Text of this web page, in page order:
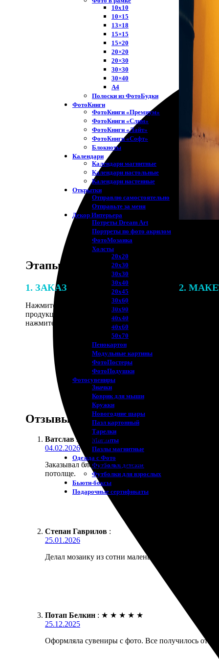
10х10
10×15
13×18
15×15
15×20
20×20
20×30
30×30
30×40
A4
Полоски из ФотоБудки
ФотоКниги
ФотоКниги «Премиум»
ФотоКниги «Слим»
ФотоКниги «Лайт»
ФотоКниги «Софт»
Блокноты
Календари
Календари магнитные
Календари настольные
Календари настенные
Открытки
Отправлю самостоятельно
Отправьте за меня
Декор Интерьера
Потреты Dream Art
Портреты по фото акрилом
ФотоМозаика
Холсты
20х20
20х30
30х30
30х40
20х45
30х60
30х90
40х40
40х60
50х70
Пенокартон
Модульные картины
ФотоПостеры
ФотоПодушки
Фотоcувениры
Значки
Коврик для мыши
Кружки
Новогодние шары
Пазл картонный
Тарелки
Магниты
Пазлы магнитные
Одежда с Фото
Футболки детские
Футболки для взрослых
Бьюти-боксы
Подарочные сертификаты
Этапы работы
1. ЗАКАЗ
Нажмите «Сделать заказ», выберите тип
продукции, загрузите фотографии,
нажмите «Добавить в корзину».
2.
Отзывы
Ватслав Корчагин :
04.02.2026
Заказывал блокнот с обложкой из своего фото.
потолще.
Степан Гаврилов :
25.01.2026
Делал мозаику из сотни маленьких фото. Работы
Потап Белкин : ★ ★ ★ ★ ★
25.12.2025
Оформляла сувениры с фото. Все получилось